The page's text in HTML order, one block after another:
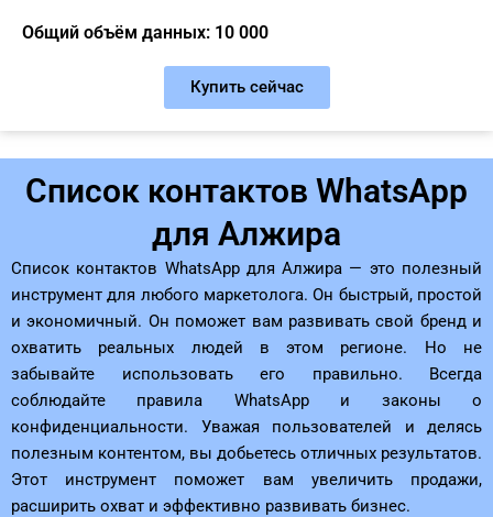
Общий объём данных: 10 000
Купить сейчас
Список контактов WhatsApp
для Алжира
Список контактов WhatsApp для Алжира — это полезный
инструмент для любого маркетолога. Он быстрый, простой
и экономичный. Он поможет вам развивать свой бренд и
охватить реальных людей в этом регионе. Но не
забывайте использовать его правильно. Всегда
соблюдайте правила WhatsApp и законы о
конфиденциальности. Уважая пользователей и делясь
полезным контентом, вы добьетесь отличных результатов.
Этот инструмент поможет вам увеличить продажи,
расширить охват и эффективно развивать бизнес.